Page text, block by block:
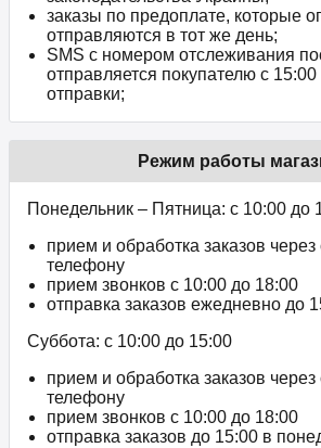
заказы по предоплате, которые
отправляются в тот же день;
SMS с номером отслеживания
отправляется покупателю с
отправки;
Режим работы
Понедельник – Пятница: с 10:00 до
прием и обработка заказов через
телефону
прием звонков c 10:00 до 18:00
отправка заказов ежедневно до
Суббота: с 10:00 до 15:00
прием и обработка заказов
телефону
прием звонков c 10:00 до 18:00
отправка заказов до 15:00 в